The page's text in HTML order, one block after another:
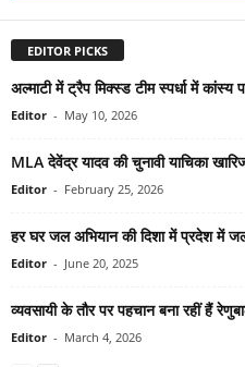
EDITOR PICKS
अल्माटी में ट्रैप मिक्स्ड टीम स्पर्धा में
Editor - May 10, 2026
MLA देवेंद्र यादव की चुनावी याचिका
Editor - February 25, 2026
हर घर जल अभियान की दिशा में प्रदेश में
Editor - June 20, 2025
व्यवसायी के तौर पर पहचान बना रहीं हैं
Editor - March 4, 2026